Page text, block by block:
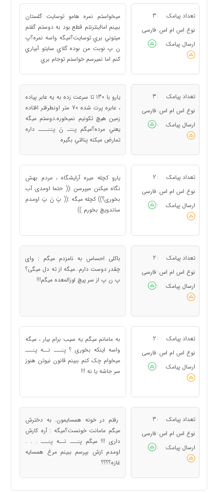
تعداد پیامک :
3
نوع اس ام اس : فارسی
ارسال پیامک
:
ميخواستم نمره هامو توسايت گلستان
ببينم امااينترنتم قطع بود به دوستم گفتم
ميتوني بري توسايت؟ميگه واسه نمره؟پ
ن پ نوبت من بوده گلاي سايتو آبياري
كنم اما نميرسم خواستم توجام بري
تعداد پیامک :
3
نوع اس ام اس : فارسی
ارسال پیامک
:
يارو با 130 تا سرعت زده به يه عابر پياده
، عابره پرت شده 70 متر اونطرفتر افتاده
زمين هيچ تکونيم نميخوره.دوستم ميگه
يعني مرده؟ميگم پـَـَـ نَ پـَـَــــ داره
تمارض ميکنه پنالتي بگيره
تعداد پیامک :
2
نوع اس ام اس : فارسی
ارسال پیامک
:
یارو کچله میره آرایشگاه ، مردم بهش
نگاه میکنن میپرسن :(( حتما اومدی آب
بخوری؟)) کچله میگه :(( پَ نَ پَ اومدم
ساندویچ بخورم ))
تعداد پیامک :
2
نوع اس ام اس : فارسی
ارسال پیامک
:
باکلی احساس به نامزدم میگم : وای
چقدر دوست دارم…میگه از ته دل میگی؟
پ ن پ از سر پیچ لوزالمعده میگم!!!
تعداد پیامک :
2
نوع اس ام اس : فارسی
ارسال پیامک
:
به مامانم میگم یه سیب برام بیار ، میگه
واسه اینکه بخوری ؟ پـَـــ نــه پـَـــ
میخوام چک کنم ببینم قانون نیوتن هنوز
سر جاشه یا نه !!!
تعداد پیامک :
3
نوع اس ام اس : فارسی
ارسال پیامک
:
رفتم در خونه همسایمون. به دخترش
میگم مامانت خونست؟میگه : آره کارش
داری !!! میگم پـَـــ نــه پـَـــ . . .
اومدم ازش بپرسم ببینم مرغ همسایه
غازه؟؟؟؟